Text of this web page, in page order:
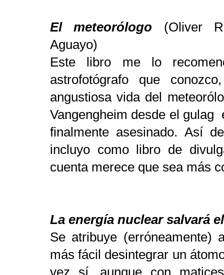
El meteorólogo (Oliver
Aguayo)
Este libro me lo
astrofotógrafo que
angustiosa vida del meteorólo
Vangengheim desde el gulag
finalmente asesinado. Así
incluyo como libro de
cuenta merece que sea más
La energía nuclear salvará
Se atribuye (erróneamente)
más fácil desintegrar un
vez sí, aunque con